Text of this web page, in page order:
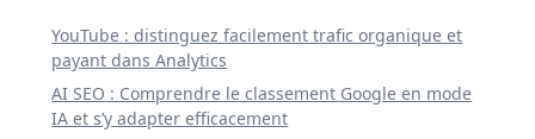
YouTube : distinguez facilement trafic organique et
payant dans Analytics
AI SEO : Comprendre le classement Google en mode
IA et s’y adapter efficacement